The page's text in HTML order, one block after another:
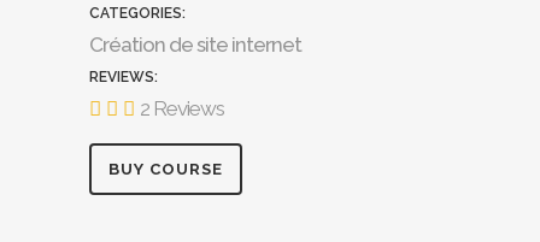
CATEGORIES:
Création de site internet
REVIEWS:
2 Reviews
BUY COURSE